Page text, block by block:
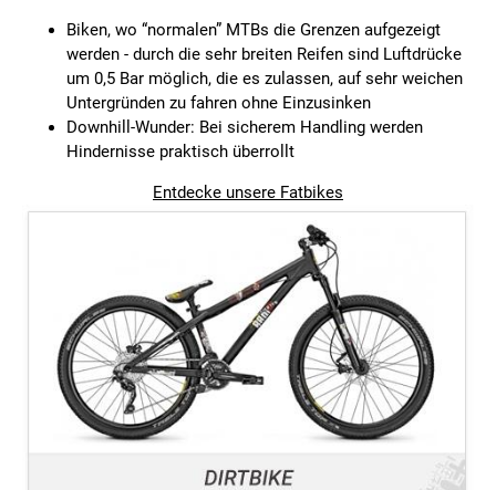
Biken, wo “normalen” MTBs die Grenzen aufgezeigt
werden - durch die sehr breiten Reifen sind Luftdrücke
um 0,5 Bar möglich, die es zulassen, auf sehr weichen
Untergründen zu fahren ohne Einzusinken
Downhill-Wunder: Bei sicherem Handling werden
Hindernisse praktisch überrollt
Entdecke unsere Fatbikes